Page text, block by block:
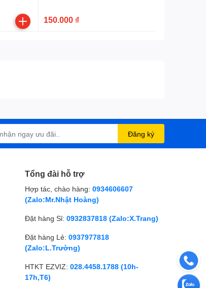
150.000 ₫
Đăng ký
Tổng đài hỗ trợ
Hợp tác, chào hàng: 0934606607
(Zalo:Mr.Nhật Hoàng)
Đặt hàng Sỉ: 0932837818 (Zalo:X.Trang)
Đặt hàng Lẻ: 0937977818
(Zalo:L.Trường)
HTKT EZVIZ: 028.4458.1788 (10h-
17h,T6)